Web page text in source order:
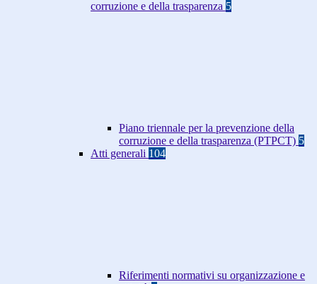
corruzione e della trasparenza 5
Piano triennale per la prevenzione della
corruzione e della trasparenza (PTPCT) 5
Atti generali 104
Riferimenti normativi su organizzazione e